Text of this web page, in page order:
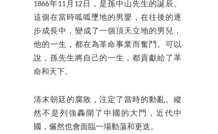
1866年11月12日，是孫中山先生的誕辰。
這個在當時呱呱墜地的男嬰，在往後的逐
步成長中，變成了一個頂天立地的男兒，
他的一生，都在為革命事業而奮鬥。可以
說，孫先生將自己的一生，都貢獻給了革
命和天下。
清末朝廷的腐敗，注定了當時的動亂。縱
然不是列強轟開了中國的大門，近代中
國，儼然也會面臨一場動蕩和更迭。